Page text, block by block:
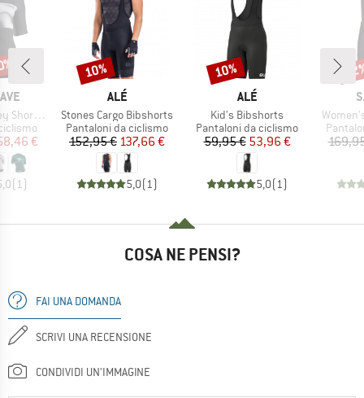
Sleeve
ridotto
€
(1)
MARCHIO
ALÉ
Articolo
Stones Cargo Bibshorts
Gruppo di prodotti
Pantaloni da ciclismo
Prezzo
152,95 €Prezzo ridotto
137,66 €
5,0(1)
Sconto
10%
MARCHIO
ALÉ
Articolo
Kid's Bibshorts
Gruppo di prodotti
Pantaloni da ciclismo
Prezzo
59,95 €Prezzo ridotto
53,96 €
5,0(1)
Sconto
10%
Articolo
COSA NE PENSI?
FAI UNA DOMANDA
SCRIVI UNA RECENSIONE
CONDIVIDI UN'IMMAGINE